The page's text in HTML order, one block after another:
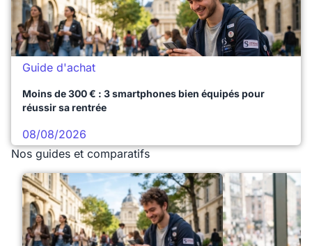
Guide d'achat
Moins de 300 € : 3 smartphones bien équipés pour
réussir sa rentrée
08/08/2026
Nos guides et comparatifs